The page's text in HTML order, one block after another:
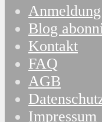
Anmeldung
Blog
Kontakt
FAQ
AGB
Impressum